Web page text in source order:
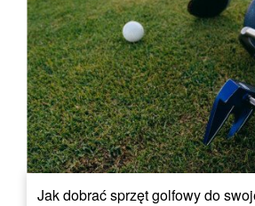
Jak dobrać sprzęt golfowy do